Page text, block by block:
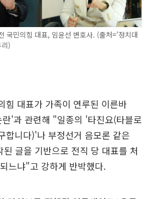
국민의힘 대표, 임윤선 변호사. (출처='정치대
)
힘 대표가 가족이 연루된 이른바
'과 관련해 "일종의 '타진요(타블로
합니다)'나 부정선거 음모론 같은
글을 기반으로 전직 당 대표를 처
느냐"고 강하게 반박했다.